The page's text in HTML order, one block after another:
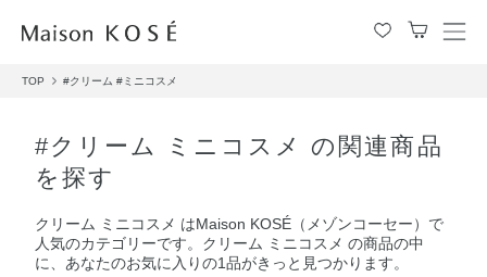
メ
TOP #クリーム #ミニコスメ
#クリーム ミニコスメ の関連商品
を探す
クリーム ミニコスメ はMaison KOSÉ（メゾンコーセー）で
人気のカテゴリーです。クリーム ミニコスメ の商品の中
に、あなたのお気に入りの1品がきっと見つかります。